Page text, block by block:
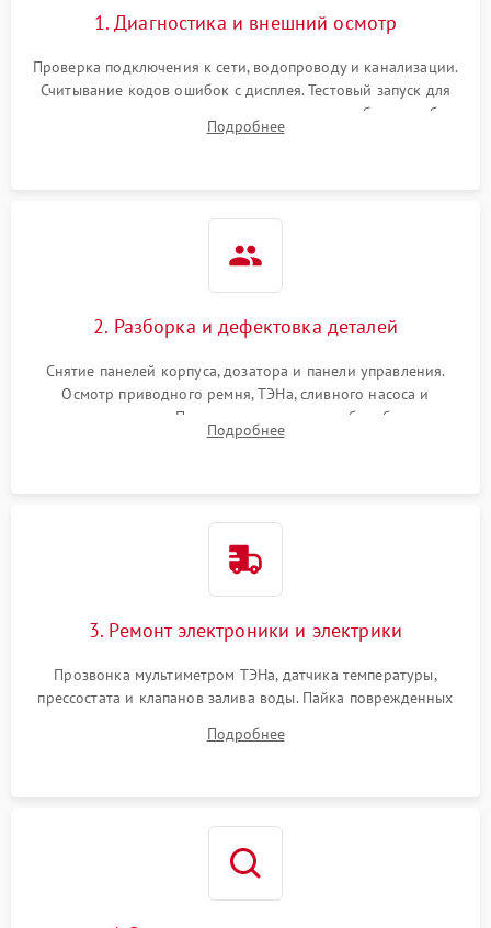
1. Диагностика и внешний осмотр
Проверка подключения к сети, водопроводу и канализации.
Считывание кодов ошибок с дисплея. Тестовый запуск для
выявления посторонних шумов, протечек или сбоев в работе
электронного модуля управления.
Подробнее
2. Разборка и дефектовка деталей
Снятие панелей корпуса, дозатора и панели управления.
Осмотр приводного ремня, ТЭНа, сливного насоса и
амортизаторов. Проверка подшипников барабана и
крестовины на износ, а манжеты люка на разрывы.
Подробнее
3. Ремонт электроники и электрики
Прозвонка мультиметром ТЭНа, датчика температуры,
прессостата и клапанов залива воды. Пайка поврежденных
Восстановление целостности проводки и контактов.
Подробнее